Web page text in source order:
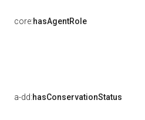
core:hasAgentRole
a-dd:hasConservationStatus